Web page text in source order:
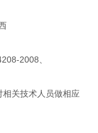
2008、
关技术人员做相应